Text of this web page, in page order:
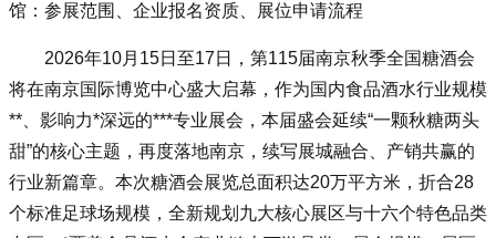
馆：参展范围、企业报名资质、展位申请流程
2026年10月15日至17日，第115届南京秋季全国糖酒会
将在南京国际博览中心盛大启幕，作为国内食品酒水行业规模
**、影响力*深远的***专业展会，本届盛会延续“一颗秋糖两头
甜”的核心主题，再度落地南京，续写展城融合、产销共赢的
行业新篇章。本次糖酒会展览总面积达20万平方米，折合28
个标准足球场规模，全新规划九大核心展区与十六个特色品类